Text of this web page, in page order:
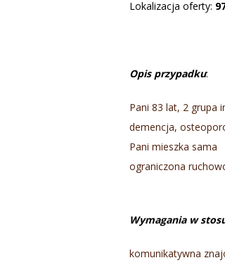
Lokalizacja oferty:
Opis przypadku:
Pani 83 lat, 2 grupa
demencja,
Pani mieszka sama
ograniczona
Wymagania w
komunikatywna